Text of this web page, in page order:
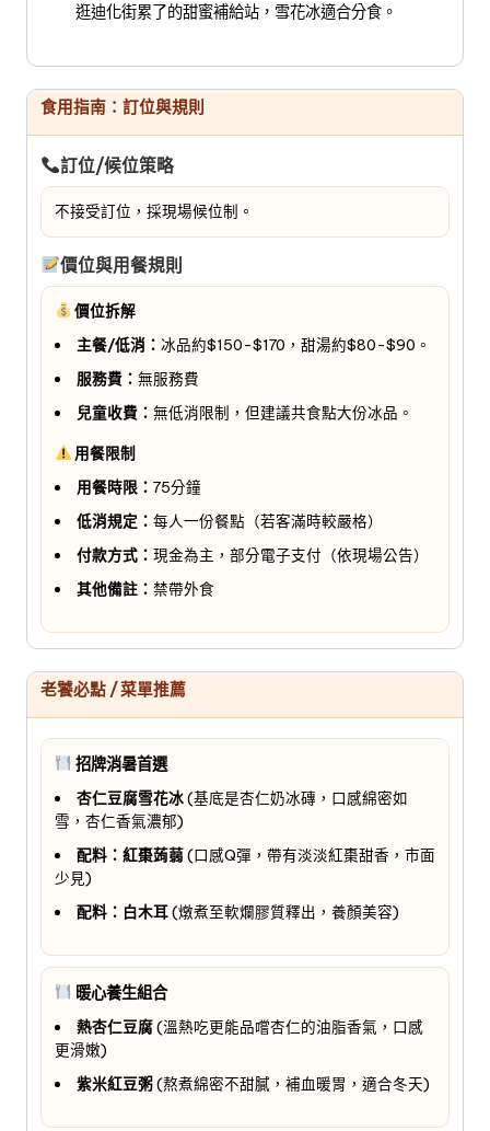
逛迪化街累了的甜蜜補給站，雪花冰適合分食。
食用指南：訂位與規則
訂位/候位策略
不接受訂位，採現場候位制。
價位與用餐規則
價位拆解
主餐/低消： 冰品約$150-$170，甜湯約$80-$90。
服務費： 無服務費
兒童收費： 無低消限制，但建議共食點大份冰品。
用餐限制
用餐時限： 75分鐘
低消規定： 每人一份餐點（若客滿時較嚴格）
付款方式： 現金為主，部分電子支付（依現場公告）
其他備註： 禁帶外食
老饕必點 / 菜單推薦
招牌消暑首選
杏仁豆腐雪花冰(基底是杏仁奶冰磚，口感綿密如
雪，杏仁香氣濃郁)
配料：紅棗蒟蒻(口感Q彈，帶有淡淡紅棗甜香，市面
少見)
配料：白木耳(燉煮至軟爛膠質釋出，養顏美容)
暖心養生組合
熱杏仁豆腐(溫熱吃更能品嚐杏仁的油脂香氣，口感
更滑嫩)
紫米紅豆粥(熬煮綿密不甜膩，補血暖胃，適合冬天)